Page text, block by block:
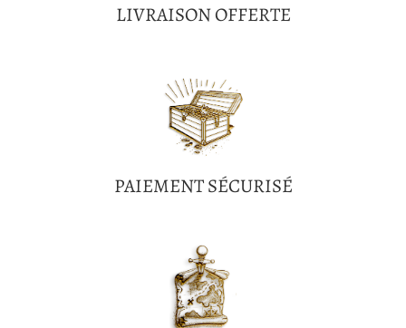
LIVRAISON OFFERTE
PAIEMENT SÉCURISÉ